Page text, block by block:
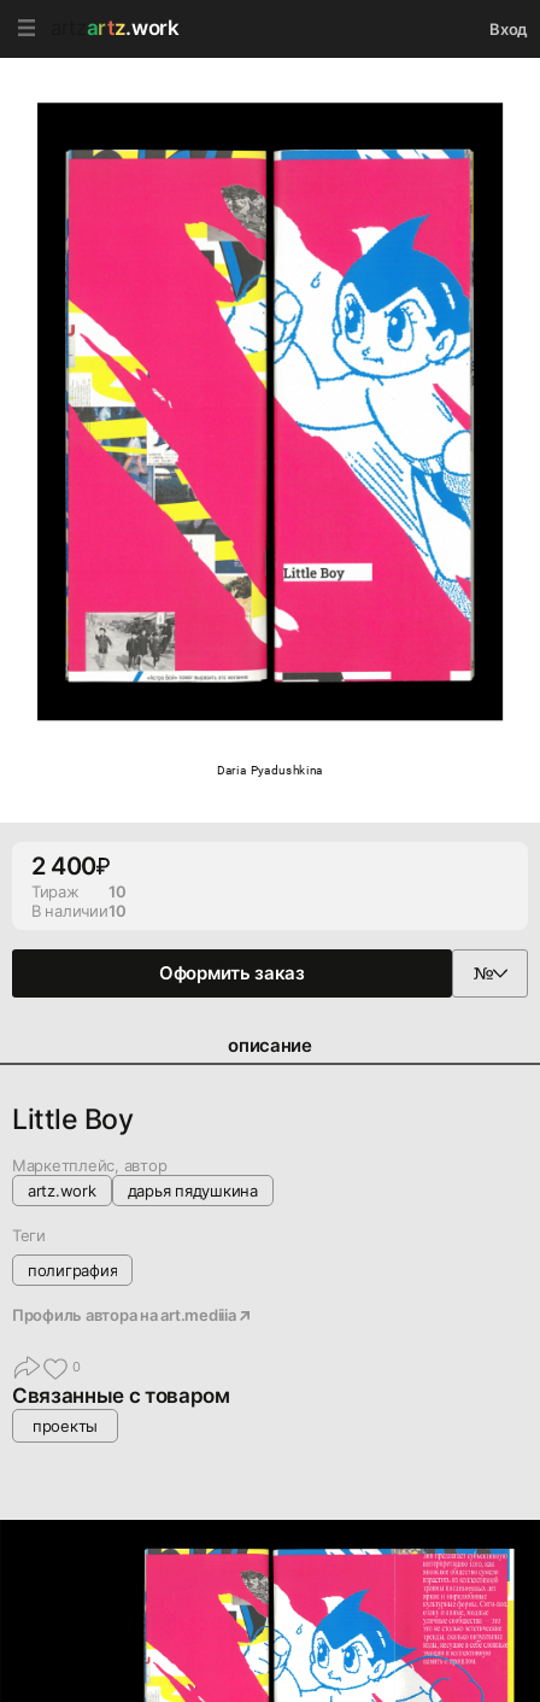
artz.work Вход
Daria Pyadushkina
2 400
Тираж
10
В наличии10
Оформить заказ
описание
Little Boy
Маркетплейс, автор
artz.work
дарья пядушкина
Теги
полиграфия
Профиль автора наart.mediiia
0
Связанные с товаром
проекты